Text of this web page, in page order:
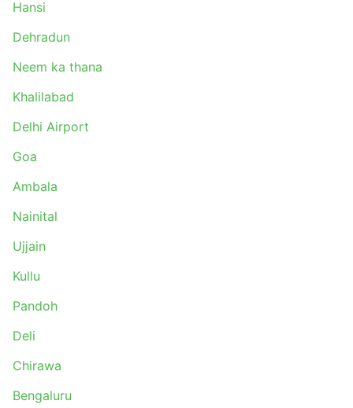
Hansi
Dehradun
Neem ka thana
Khalilabad
Delhi Airport
Goa
Ambala
Nainital
Ujjain
Kullu
Pandoh
Deli
Chirawa
Bengaluru